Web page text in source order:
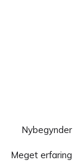
Nybegynder
Meget erfaring